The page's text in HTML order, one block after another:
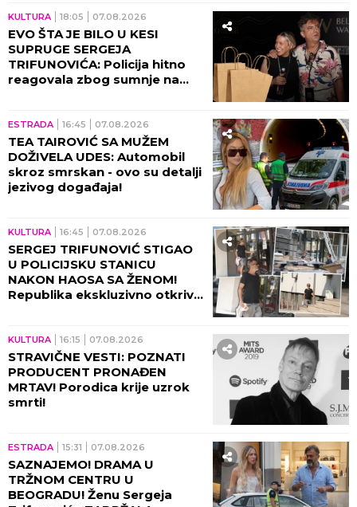
KULTURA 18:05 07.08.2026
EVO ŠTA JE BILO U KESI
SUPRUGE SERGEJA
TRIFUNOVIĆA: Policija hitno
reagovala zbog sumnje na
ESTRADA 16:45 07.08.2026
TEA TAIROVIĆ SA MUŽEM
DOŽIVELA UDES: Automobil
skroz smrskan - ovo su detalji
jezivog događaja!
KULTURA 16:45 07.08.2026
SERGEJ TRIFUNOVIĆ STIGAO
U POLICIJSKU STANICU
NAKON HAOSA SA ŽENOM!
Republika ekskluzivno otkriva
KULTURA 16:15 07.08.2026
STRAVIČNE VESTI: POZNATI
PRODUCENT PRONAĐEN
MRTAV! Porodica krije uzrok
smrti!
ESTRADA 15:31 07.08.2026
SAZNAJEMO! DRAMA U
TRŽNOM CENTRU U
BEOGRADU! Ženu Sergeja